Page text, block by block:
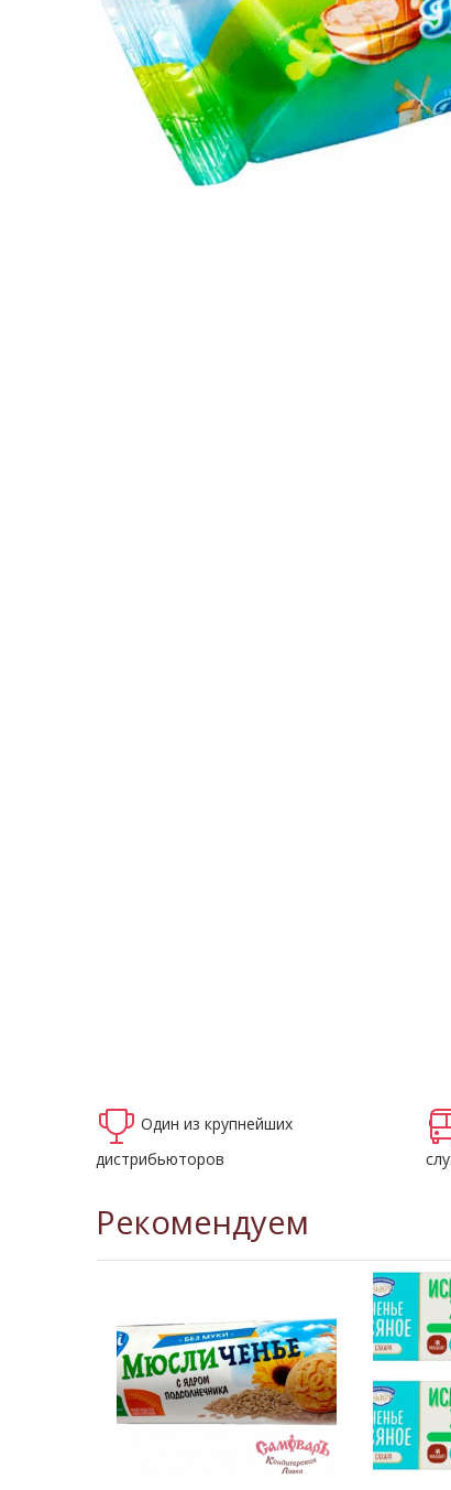
Один из крупнейших
дистрибьюторов
Рекомендуем